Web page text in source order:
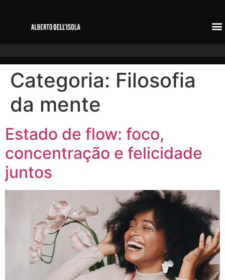
Categoria: Filosofia
da mente
Estado de flow: foco,
concentração e felicidade
juntos